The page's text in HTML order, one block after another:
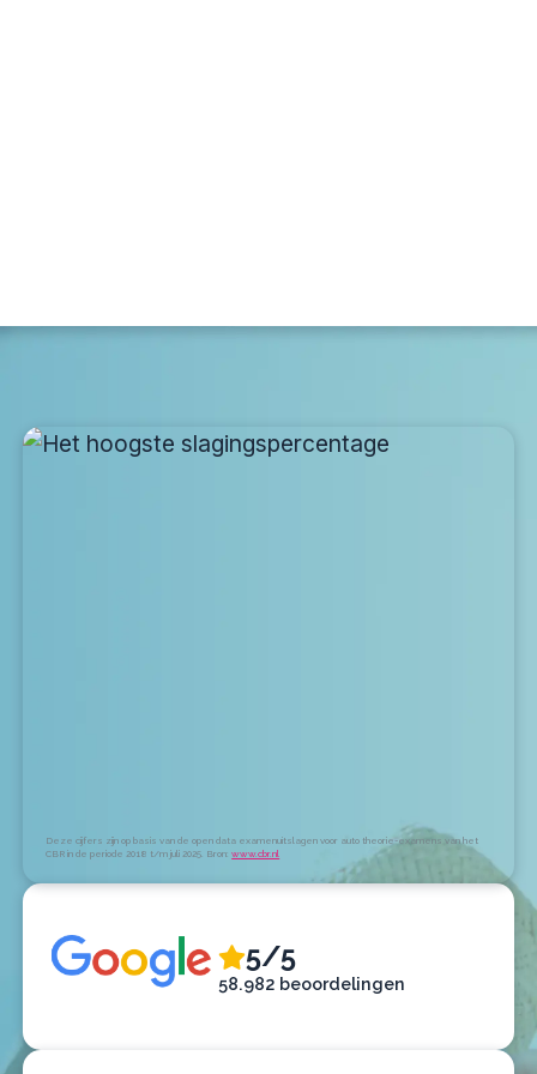
Deze cijfers zijn op basis van de open data examenuitslagen voor auto theorie-examens van het
CBR in de periode 2018 t/m juli 2025. Bron:www.cbr.nl
5/5
58.982 beoordelingen